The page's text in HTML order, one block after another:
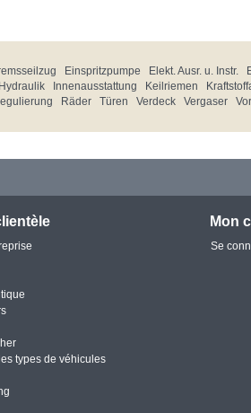
Einspritzpumpe Elekt. Ausr. u. Instr.
Hydraulik Innenausstattung Keilriemen
Räder Türen Verdeck Vergaser
types de véhicules
Mon
Se